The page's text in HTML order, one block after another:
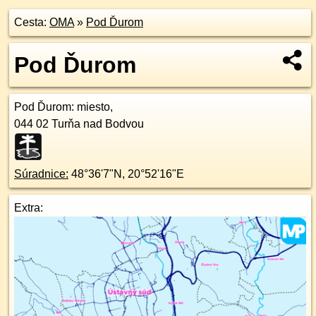
Cesta: OMA» Pod Ďurom
Pod Ďurom
Pod Ďurom: miesto,
044 02 Turňa nad Bodvou
Súradnice: 48°36'7"N , 20°52'16"E
Extra: